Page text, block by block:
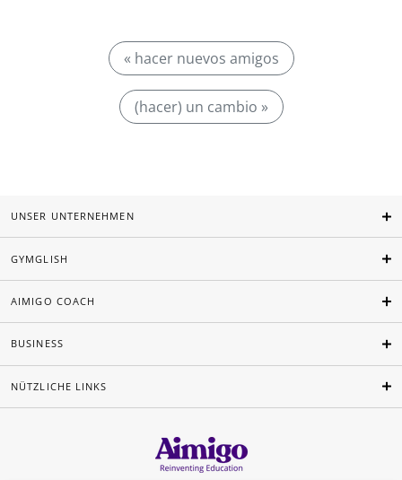
« hacer nuevos amigos
(hacer) un cambio »
UNSER UNTERNEHMEN
GYMGLISH
AIMIGO COACH
BUSINESS
NÜTZLICHE LINKS